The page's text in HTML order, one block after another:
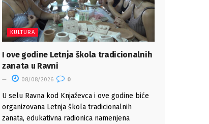
KULTURA
I ove godine Letnja škola tradicionalnih
zanata u Ravni
08/08/2026 0
U selu Ravna kod Knjaževca i ove godine biće
organizovana Letnja škola tradicionalnih
zanata, edukativna radionica namenjena